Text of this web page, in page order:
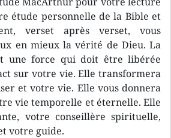
étude personnelle de la Bible et
verset après verset, vous
en mieux la vérité de Dieu. La
une force qui doit être libérée
sur votre vie. Elle transformera
et votre vie. Elle vous donnera
vie temporelle et éternelle. Elle
votre conseillère spirituelle,
votre guide.